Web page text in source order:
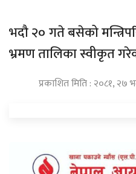
भदौ २० गते बसेको
भ्रमण तालिका स्वीकृत
प्रकाशित मिति : २०८१, २७